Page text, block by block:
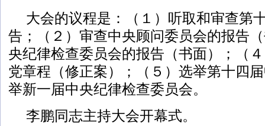
大会的议程是：（１）听取和审查第
告；（２）审查中央顾问委员会的报告
央纪律检查委员会的报告（书面）；（
党章程（修正案）；（５）选举第十四
举新一届中央纪律检查委员会。
李鹏同志主持大会开幕式。